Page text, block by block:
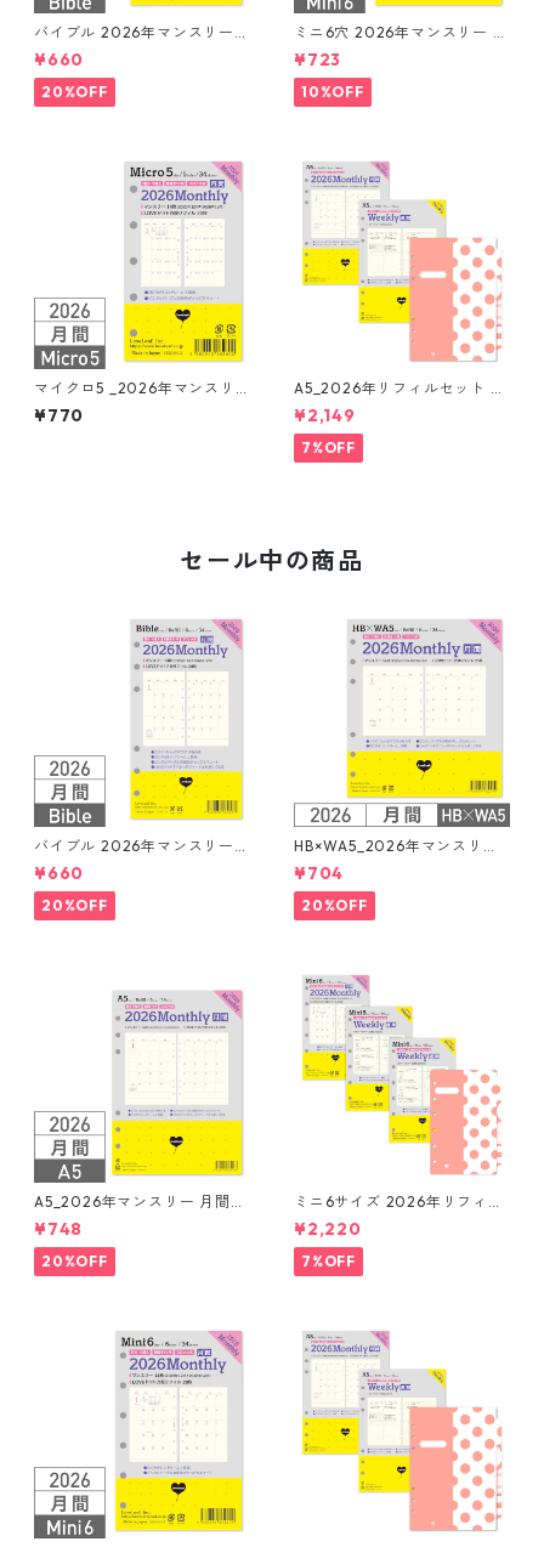
バイブル 2026年マンスリー
月間ブロック+LOVEドット罫
システム手帳リフィル
¥660
20%OFF
ミニ6穴 2026年マンスリー 月
間ブロック+LOVEドット罫 シ
ステム手帳リフィル
¥723
10%OFF
マイクロ5 _2026年マンスリ
ー 月間ブロック+LOVEドット
罫 システム手帳リフィル
¥770
A5_2026年リフィルセット シ
ステム手帳 ★送料無料★
¥2,149
7%OFF
セール中の商品
バイブル 2026年マンスリー
月間ブロック+LOVEドット罫
システム手帳リフィル
¥660
20%OFF
HB×WA5_2026年マンスリー
月間ブロック+LOVEドット罫
システム手帳リフィル
¥704
20%OFF
A5_2026年マンスリー 月間ブ
ロック + LOVEドット罫 シス
テム手帳リフィル
¥748
20%OFF
ミニ6サイズ 2026年リフィル
セット システム手帳 ★送料無
料★
¥2,220
7%OFF